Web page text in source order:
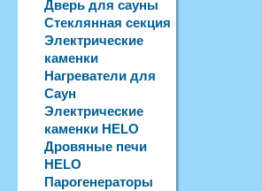
Дверь для сауны
Стеклянная секция
Электрические
каменки
Нагреватели для
Саун
Электрические
каменки HELO
Дровяные печи
HELO
Парогенераторы